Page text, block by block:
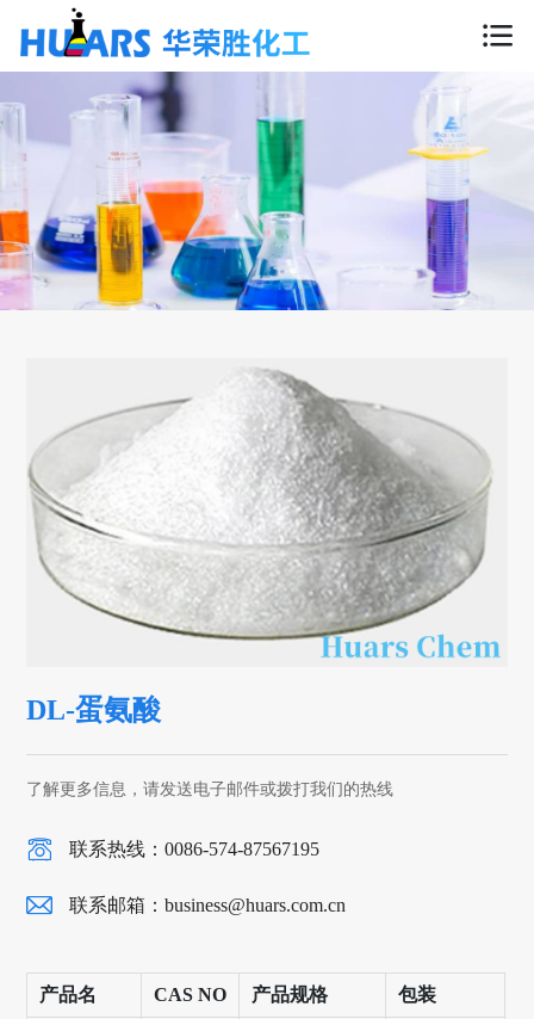
DL-蛋氨酸
了解更多信息，请发送电子邮件或拨打我们的热线
联系热线：0086-574-87567195
联系邮箱：business@huars.com.cn
产品名 CAS NO 产品规格 包装